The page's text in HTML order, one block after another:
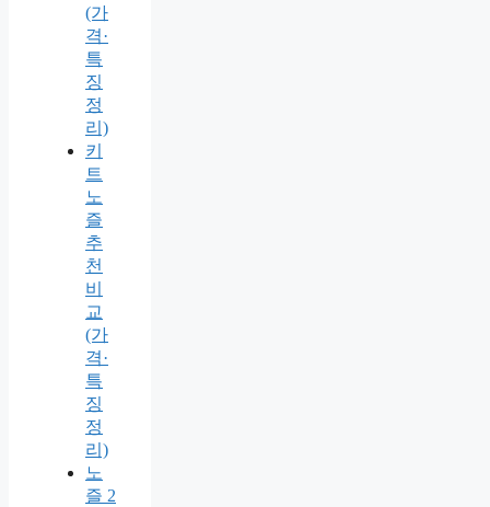
(가
격·
특
징
정
리)
키
트
노
즐
추
천
비
교
(가
격·
특
징
정
리)
노
즐 2